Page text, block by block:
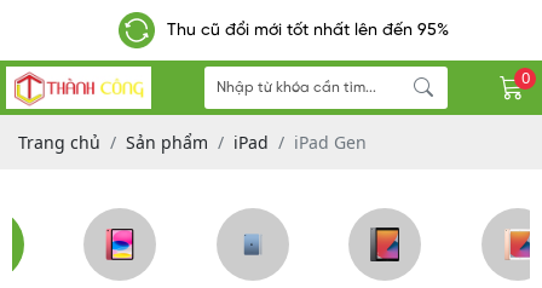
Thu cũ đổi mới tốt nhất lên đến 95%
0
Trang chủ Sản phẩm iPad iPad Gen